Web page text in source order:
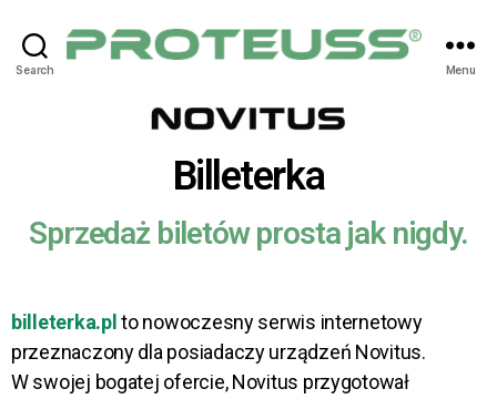
Search Menu
Billeterka
Sprzedaż biletów prosta jak nigdy.
billeterka.pl to nowoczesny serwis internetowy
przeznaczony dla posiadaczy urządzeń Novitus.
W swojej bogatej ofercie, Novitus przygotował